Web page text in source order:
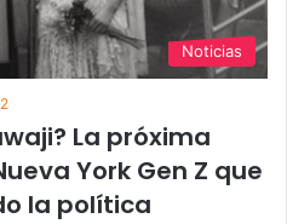
Noticias
La próxima
York Gen Z que
la política